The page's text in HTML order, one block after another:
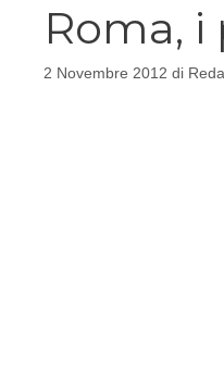
Roma,
2 Novembre 2012 di